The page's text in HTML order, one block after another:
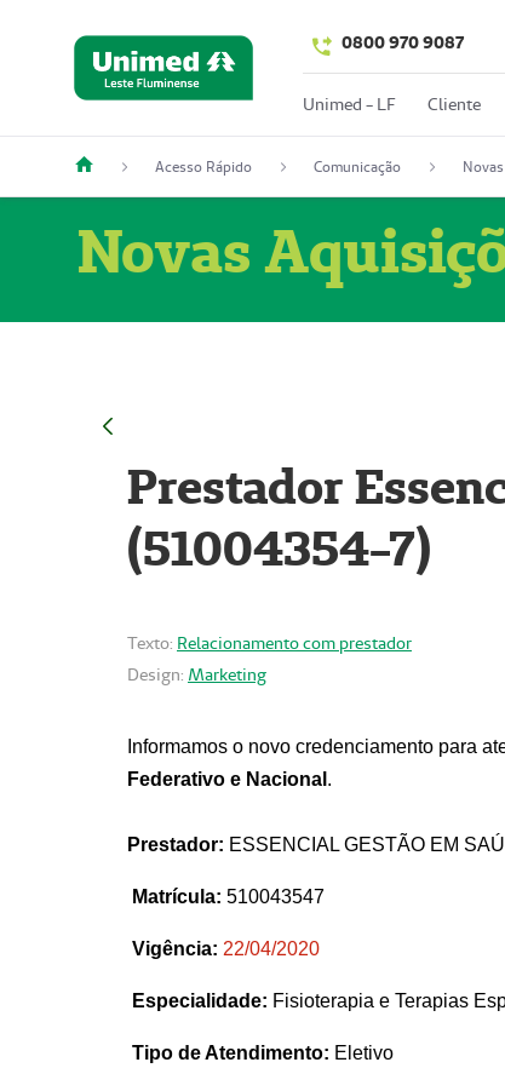
0800 970 9087
Unimed - LF Cliente
Acesso Rápido Comunicação
Novas
Prestador
(51004354-7)
Texto: Relacionamento com prestador
Design: Marketing
Informamos o novo credenciamento para
Federativo e Nacional .
Prestador: ESSENCIAL GESTÃO EM
Matrícula: 510043547
Vigência: 22/04/2020
Especialidade: Fisioterapia e Terapias
Tipo de Atendimento: Eletivo